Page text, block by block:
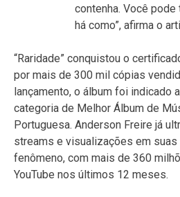
contenha. Você pode
há como”, afirma o
“Raridade” conquistou o
por mais de 300 mil cópias
lançamento, o álbum foi indicado
categoria de Melhor Álbum de
Portuguesa. Anderson Freire já
streams e visualizações em
fenômeno, com mais de 360
YouTube nos últimos 12 meses.